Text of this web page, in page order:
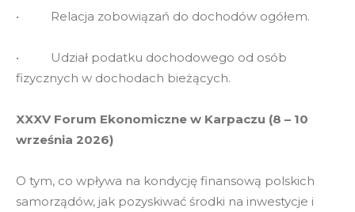
• Relacja zobowiązań do dochodów ogółem.
• Udział podatku dochodowego od osób
fizycznych w dochodach bieżących.
XXXV Forum Ekonomiczne w Karpaczu (8 – 10
września 2026)
O tym, co wpływa na kondycję finansową polskich
samorządów, jak pozyskiwać środki na inwestycje i